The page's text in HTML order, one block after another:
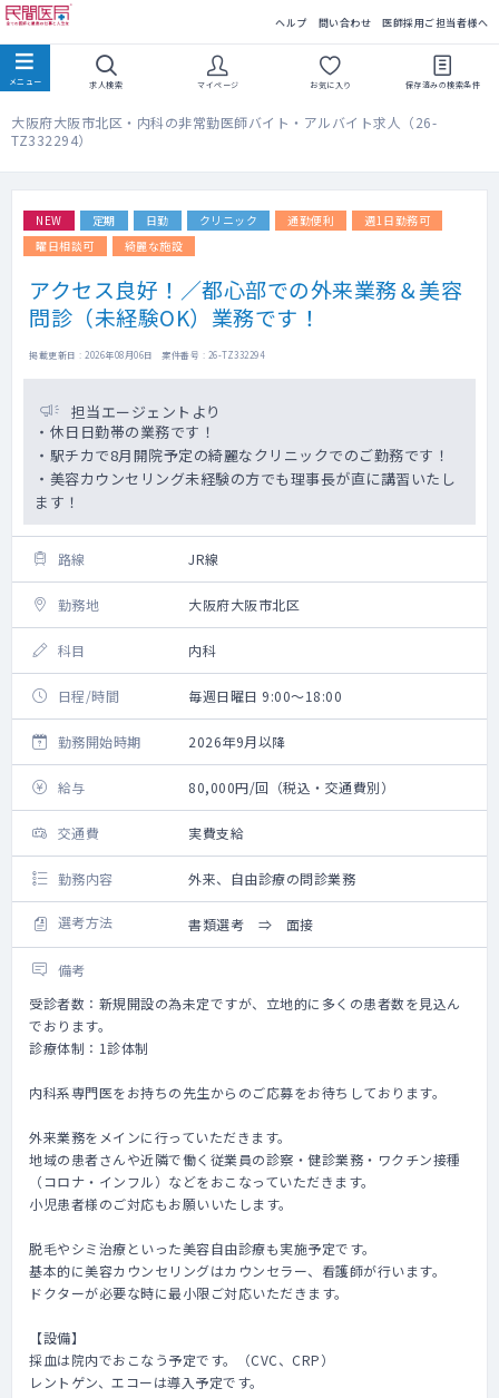
ヘルプ 問い合わせ 医師採用ご担当者様へ
求人検索 マイページ お気に入り 保存済みの検索条件
大阪府大阪市北区・内科の非常勤医師バイト・アルバイト求人（26-
TZ332294）
NEW 定期 日勤 クリニック 通勤便利
週1日勤務可
曜日相談可
綺麗な施設
アクセス良好！／都心部での外来業務＆美容
問診（未経験OK）業務です！
掲載更新日 : 2026年08月06日 案件番号 : 26-TZ332294
担当エージェントより
・休日日勤帯の業務です！
・駅チカで8月開院予定の綺麗なクリニックでのご勤務です！
・美容カウンセリング未経験の方でも理事長が直に講習いたし
ます！
路線 JR線
勤務地 大阪府大阪市北区
科目 内科
日程/時間 毎週日曜日 9:00～18:00
勤務開始時期 2026年9月以降
給与 80,000円/回（税込・交通費別）
交通費 実費支給
勤務内容 外来、自由診療の問診業務
選考方法 書類選考 ⇒ 面接
備考
受診者数：新規開設の為未定ですが、立地的に多くの患者数を見込ん
でおります。
診療体制：1診体制
内科系専門医をお持ちの先生からのご応募をお待ちしております。
外来業務をメインに行っていただきます。
地域の患者さんや近隣で働く従業員の診察・健診業務・ワクチン接種
（コロナ・インフル）などをおこなっていただきます。
小児患者様のご対応もお願いいたします。
脱毛やシミ治療といった美容自由診療も実施予定です。
基本的に美容カウンセリングはカウンセラー、看護師が行います。
ドクターが必要な時に最小限ご対応いただきます。
【設備】
採血は院内でおこなう予定です。（CVC、CRP）
レントゲン、エコーは導入予定です。